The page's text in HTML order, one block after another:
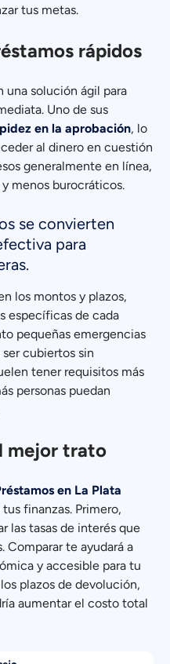
tus metas.
rápidos
una solución ágil para
Uno de sus
en la aprobación, lo
al dinero en cuestión
generalmente en línea,
menos burocráticos.
se convierten
para
los montos y plazos,
específicas de cada
pequeñas emergencias
cubiertos sin
tener requisitos más
personas puedan
mejor trato
en La Plata
finanzas. Primero,
las tasas de interés que
Comparar te ayudará a
y accesible para tu
plazos de devolución,
aumentar el costo total